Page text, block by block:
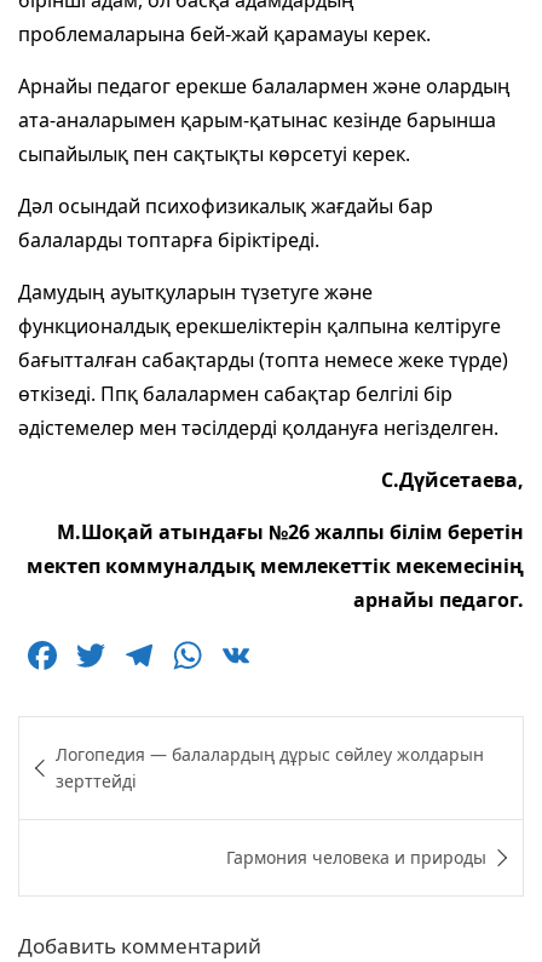
проблемаларына бей-жай қарамауы керек.
Арнайы педагог ерекше балалармен және олардың
ата-аналарымен қарым-қатынас кезінде барынша
сыпайылық пен сақтықты көрсетуі керек.
Дәл осындай психофизикалық жағдайы бар
балаларды топтарға біріктіреді.
Дамудың ауытқуларын түзетуге және
функционалдық ерекшеліктерін қалпына келтіруге
бағытталған сабақтарды (топта немесе жеке түрде)
өткізеді. Ппқ балалармен сабақтар белгілі бір
әдістемелер мен тәсілдерді қолдануға негізделген.
С.Дүйсетаева,
М.Шоқай атындағы №26 жалпы білім беретін
мектеп коммуналдық мемлекеттік мекемесінің
арнайы педагог.
F
c
e
b
o
T
itt
er
T
e
g
ra
W
at
s
A
p
p
по
записям
Логопедия — балалардың дұрыс сөйлеу жолдарын
зерттейді
Гармония человека и природы
Добавить комментарий